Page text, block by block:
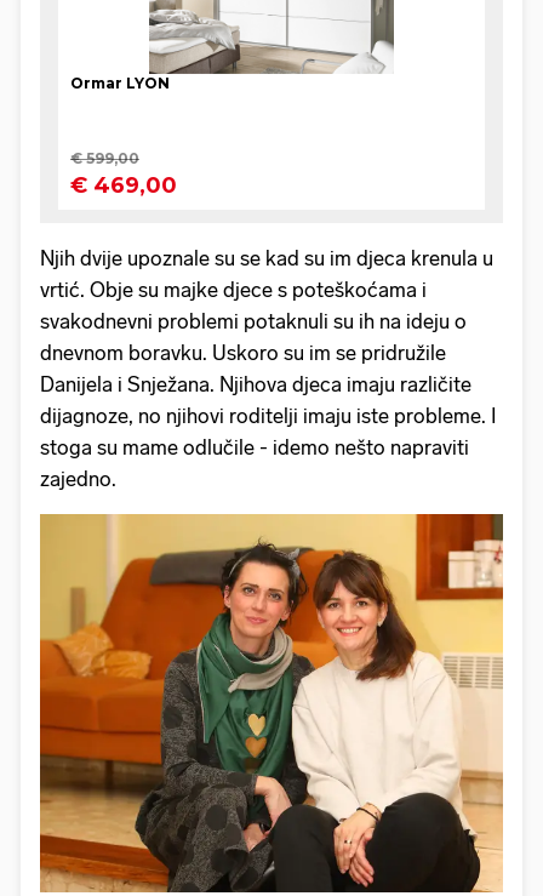
Njih dvije upoznale su se kad su im djeca krenula u
vrtić. Obje su majke djece s poteškoćama i
svakodnevni problemi potaknuli su ih na ideju o
dnevnom boravku. Uskoro su im se pridružile
Danijela i Snježana. Njihova djeca imaju različite
dijagnoze, no njihovi roditelji imaju iste probleme. I
stoga su mame odlučile - idemo nešto napraviti
zajedno.